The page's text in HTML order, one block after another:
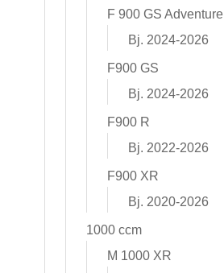
F 900 GS Adventure
Bj. 2024-2026
F900 GS
Bj. 2024-2026
F900 R
Bj. 2022-2026
F900 XR
Bj. 2020-2026
1000 ccm
M 1000 XR